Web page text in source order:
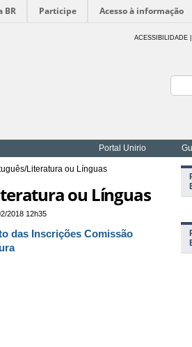
BR Participe Acesso à informação
ACESSIBILIDADE
Portal Unirio
Literatura ou Línguas
ou Línguas
2018 12h35
das Inscrições Comissão